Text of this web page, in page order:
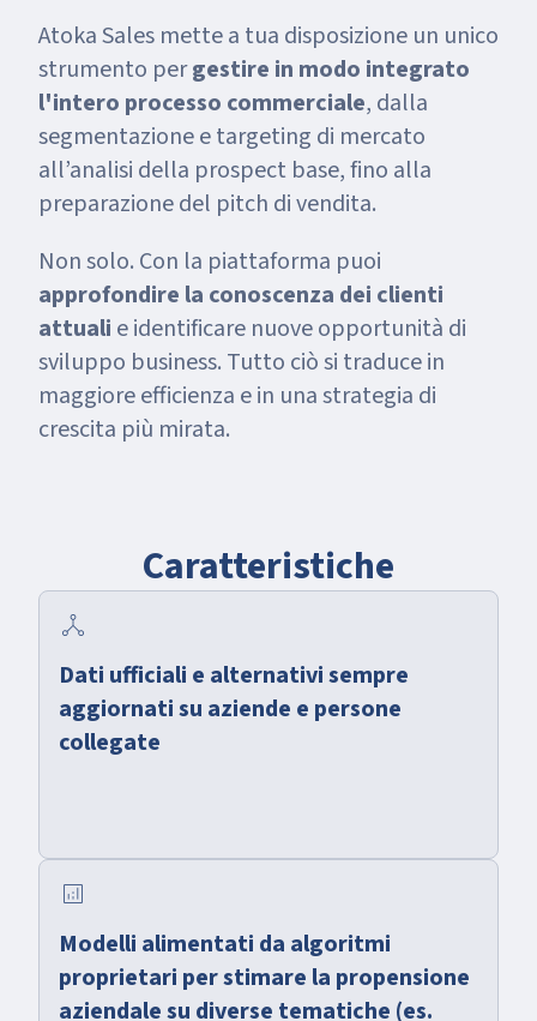
Atoka Sales mette a tua disposizione un unico
strumento pergestire in modo integrato
l'intero processo commerciale, dalla
segmentazione e targeting di mercato
all’analisi della prospect base, fino alla
preparazione del pitch di vendita.
Non solo. Con la piattaforma puoi
approfondire la conoscenza dei clienti
attuali e identificare nuove opportunità di
sviluppo business. Tutto ciò si traduce in
maggiore efficienza e in una strategia di
crescita più mirata.
Caratteristiche
network_node
Dati ufficiali e alternativi sempre
aggiornati su aziende e persone
collegate
analytics
Modelli alimentati da algoritmi
proprietari per stimare la propensione
aziendale su diverse tematiche (es.